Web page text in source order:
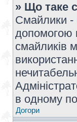
» Що таке
Смайлики -
допомогою
смайликів
в одному
Догори